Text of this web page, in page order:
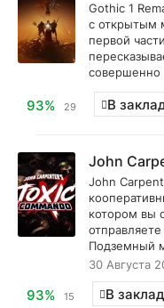
Gothic 1
с открытым
первой
совершенно
93% 29 В
John
John
котором вы
Подземный
30 Августа
93% 15 В